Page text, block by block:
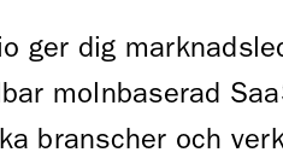
ger dig
molnbaserad
branscher och